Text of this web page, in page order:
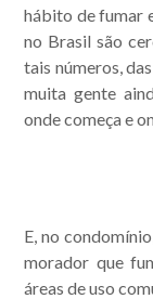
hábito de fumar
no Brasil são
tais números,
muita gente
onde começa e
E, no
morador que
áreas de uso